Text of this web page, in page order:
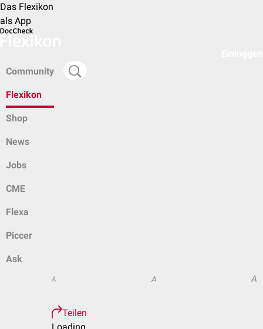
Das Flexikon
als App
Community
Flexikon
Shop
News
Jobs
CME
Flexa
Piccer
Ask
A A A
Teilen